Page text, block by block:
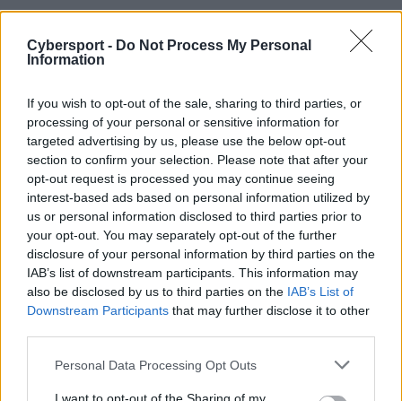
Cybersport - Do Not Process My Personal
Information
If you wish to opt-out of the sale, sharing to third parties, or
processing of your personal or sensitive information for
targeted advertising by us, please use the below opt-out
section to confirm your selection. Please note that after your
opt-out request is processed you may continue seeing
interest-based ads based on personal information utilized by
us or personal information disclosed to third parties prior to
your opt-out. You may separately opt-out of the further
disclosure of your personal information by third parties on the
IAB’s list of downstream participants. This information may
also be disclosed by us to third parties on the IAB’s List of
Downstream Participants that may further disclose it to other
Personal Data Processing Opt Outs
Zgodnie z informacjami zdobytymi przez portugalską
stronę najważniejszym ogniwem, a zarazem snajperem
ekipy może zostać Oscar "mixwell" Cañellas. 22-latek w
funkcję zmiennika w G2 Esports czy North. Według
słów Valdemara "valdego" Bjørna Vangså, które padły
w jednym z wywiadów, mixwell niemal na pewno nie
zostanie zawodnikiem duńskiej formacji w najbliższym
czasie, mimo że na niedawno zakończonym turnieju
DreamHack Open Valencia 2018 snajper otarł się o
zdobycie tytułu MVP, notując imponujący rating na
poziomie 1.26.
Za tworzenie przewagi na mapie odpowiadać może
entryfragger Christian "loWel" Garcia Antoran, który
teoretycznie wciąż znajduje się pod kontraktem z
organizacją Tempo Storm. Teoretycznie, gdyż w ciągu